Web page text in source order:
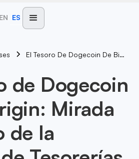
EN ES
El Tesoro De Dogecoin De Bit Origin: Mirada Al Futuro De La Gestión De Tesorerías Cripto
de Dogecoin
Mirada
de la